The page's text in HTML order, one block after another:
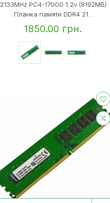
2133MHz PC4-17000 1.2v (8192MB)
Планка памяти DDR4 21...
1850.00 грн.